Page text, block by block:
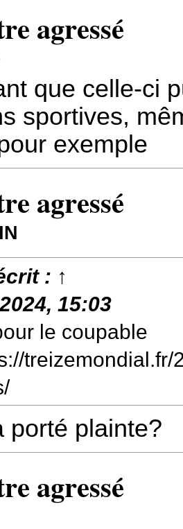
agressé
que celle-ci
sportives,
exemple
agressé
: ↑
15:03
le coupable
treizemondial.fr/
porté plainte?
agressé